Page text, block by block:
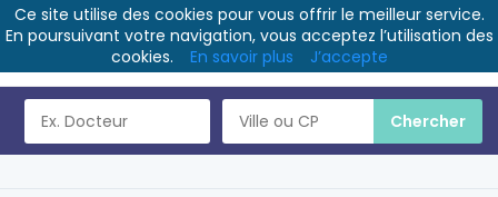
Ce site utilise des cookies pour vous offrir le meilleur service.
En poursuivant votre navigation, vous acceptez l’utilisation des
cookies.
En savoir plus J’accepte